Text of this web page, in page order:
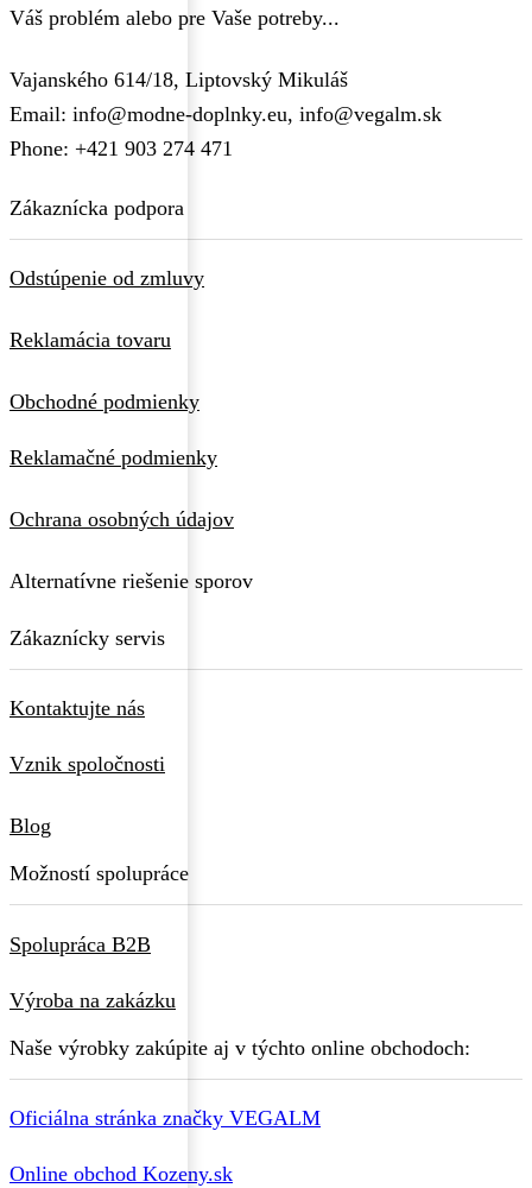
Váš problém alebo pre Vaše potreby...
Vajanského 614/18, Liptovský Mikuláš
Email: info@modne-doplnky.eu, info@vegalm.sk
Phone: +421 903 274 471
Zákaznícka podpora
Odstúpenie od zmluvy
Reklamácia tovaru
Obchodné podmienky
Reklamačné podmienky
Ochrana osobných údajov
Alternatívne riešenie sporov
Zákaznícky servis
Kontaktujte nás
Vznik spoločnosti
Blog
Možností spolupráce
Spolupráca B2B
Výroba na zakázku
Naše výrobky zakúpite aj v týchto online obchodoch:
Oficiálna stránka značky VEGALM
Online obchod Kozeny.sk